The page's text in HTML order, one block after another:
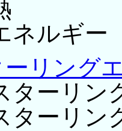
ネルギー
ーリング
ターリン
ターリン